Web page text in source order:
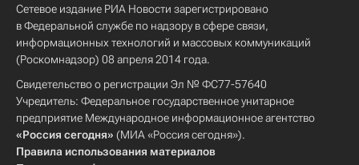
Сетевое издание РИА Новости зарегистрировано
в Федеральной службе по надзору в сфере связи,
информационных технологий и массовых коммуникаций
(Роскомнадзор) 08 апреля 2014 года.
Свидетельство о регистрации Эл № ФС77-57640
Учредитель: Федеральное государственное унитарное
предприятие Международное информационное агентство
«Россия сегодня» (МИА «Россия сегодня»).
Правила использования материалов